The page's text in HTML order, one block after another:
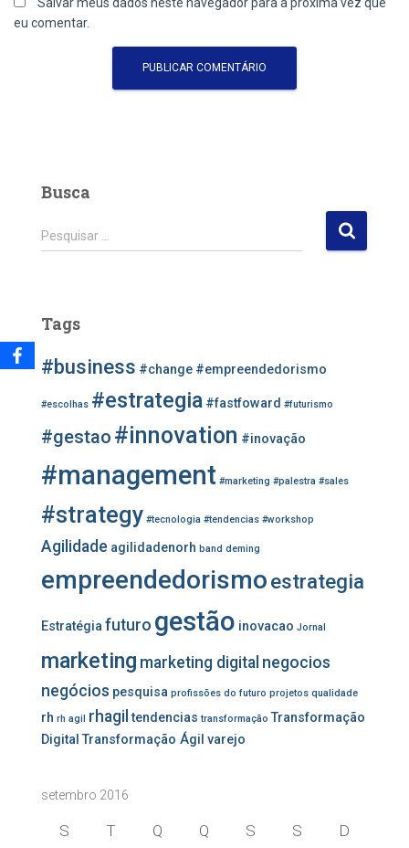
Salvar meus dados neste navegador para a próxima vez que
eu comentar.
Busca
P
e
a
p
o
:
Pesquisar …
Tags
#business #change #empreendedorismo
#escolhas #estrategia #fastfoward #futurismo
#gestao #innovation #inovação
#management #marketing #palestra #sales
#strategy #tecnologia #tendencias #workshop
Agilidade agilidadenorh band deming
empreendedorismoestrategia
Estratégiafuturo gestão inovacao Jornal
marketing marketing digital negocios
negócios pesquisa profissões do futuro projetos qualidade
rh rh agil rhagil tendencias transformação Transformação
Digital Transformação Ágil varejo
setembro 2016
S T Q Q S S D